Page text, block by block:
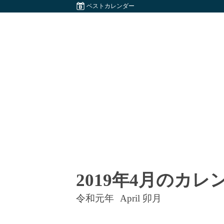
ベストカレンダー
2019年4月のカレ
令和元年 April 卯月